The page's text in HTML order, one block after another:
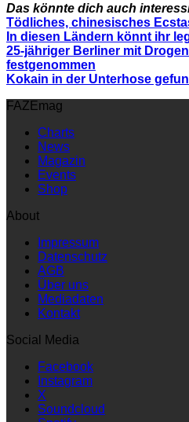
Das könnte dich auch
Tödliches, chinesisches
In diesen Ländern könnt ihr
25-jähriger Berliner mit
festgenommen
Kokain in der Unterhose
FAZEmag
Charts
News
Magazin
Events
Shop
About
Impressum
Datenschutz
AGB
Über uns
Mediadaten
Kontakt
Social Media
Facebook
Instagram
X
Soundcloud